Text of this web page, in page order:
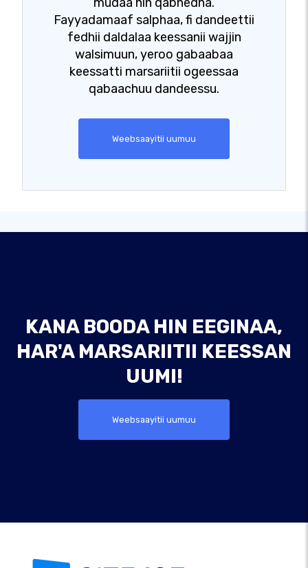
Fayyadamaaf salphaa, fi dandeettii
fedhii daldalaa keessanii wajjin
walsimuun, yeroo gabaabaa
keessatti marsariitii ogeessaa
qabaachuu dandeessu.
Weebsaayitii uumuu
KANA BOODA HIN EEGINAA,
HAR'A MARSARIITII KEESSAN
UUMI!
Weebsaayitii uumuu